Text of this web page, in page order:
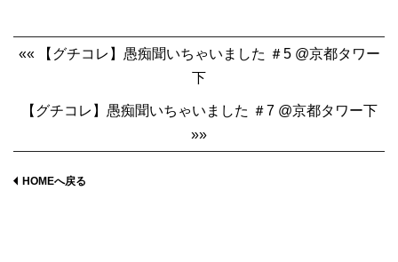
«« 【グチコレ】愚痴聞いちゃいました ＃5 @京都タワー
下
【グチコレ】愚痴聞いちゃいました ＃7 @京都タワー下
»»
HOMEへ戻る